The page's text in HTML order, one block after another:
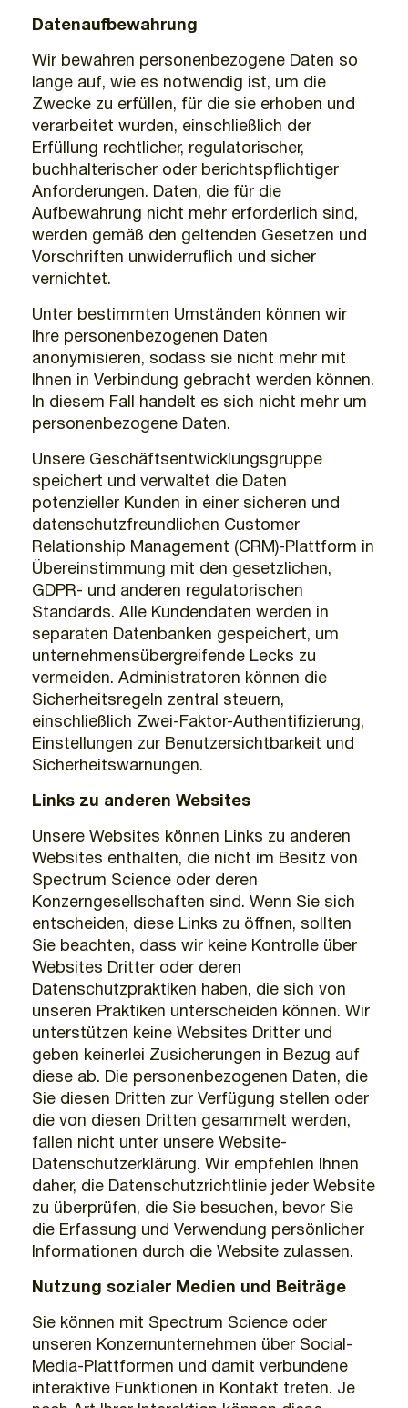
Datenaufbewahrung
Wir bewahren personenbezogene Daten so
lange auf, wie es notwendig ist, um die
Zwecke zu erfüllen, für die sie erhoben und
verarbeitet wurden, einschließlich der
Erfüllung rechtlicher, regulatorischer,
buchhalterischer oder berichtspflichtiger
Anforderungen. Daten, die für die
Aufbewahrung nicht mehr erforderlich sind,
werden gemäß den geltenden Gesetzen und
Vorschriften unwiderruflich und sicher
vernichtet.
Unter bestimmten Umständen können wir
Ihre personenbezogenen Daten
anonymisieren, sodass sie nicht mehr mit
Ihnen in Verbindung gebracht werden können.
In diesem Fall handelt es sich nicht mehr um
personenbezogene Daten.
Unsere Geschäftsentwicklungsgruppe
speichert und verwaltet die Daten
potenzieller Kunden in einer sicheren und
datenschutzfreundlichen Customer
Relationship Management (CRM)-Plattform in
Übereinstimmung mit den gesetzlichen,
GDPR- und anderen regulatorischen
Standards. Alle Kundendaten werden in
separaten Datenbanken gespeichert, um
unternehmensübergreifende Lecks zu
vermeiden. Administratoren können die
Sicherheitsregeln zentral steuern,
einschließlich Zwei-Faktor-Authentifizierung,
Einstellungen zur Benutzersichtbarkeit und
Sicherheitswarnungen.
Links zu anderen Websites
Unsere Websites können Links zu anderen
Websites enthalten, die nicht im Besitz von
Spectrum Science oder deren
Konzerngesellschaften sind. Wenn Sie sich
entscheiden, diese Links zu öffnen, sollten
Sie beachten, dass wir keine Kontrolle über
Websites Dritter oder deren
Datenschutzpraktiken haben, die sich von
unseren Praktiken unterscheiden können. Wir
unterstützen keine Websites Dritter und
geben keinerlei Zusicherungen in Bezug auf
diese ab. Die personenbezogenen Daten, die
Sie diesen Dritten zur Verfügung stellen oder
die von diesen Dritten gesammelt werden,
fallen nicht unter unsere Website-
Datenschutzerklärung. Wir empfehlen Ihnen
daher, die Datenschutzrichtlinie jeder Website
zu überprüfen, die Sie besuchen, bevor Sie
die Erfassung und Verwendung persönlicher
Informationen durch die Website zulassen.
Nutzung sozialer Medien und Beiträge
Sie können mit Spectrum Science oder
unseren Konzernunternehmen über Social-
Media-Plattformen und damit verbundene
interaktive Funktionen in Kontakt treten. Je